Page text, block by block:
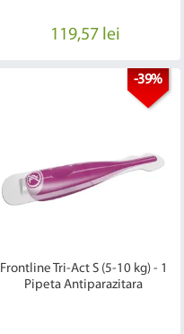
119,57 lei
-39%
Frontline Tri-Act S (5-10 kg) - 1
Pipeta Antiparazitara